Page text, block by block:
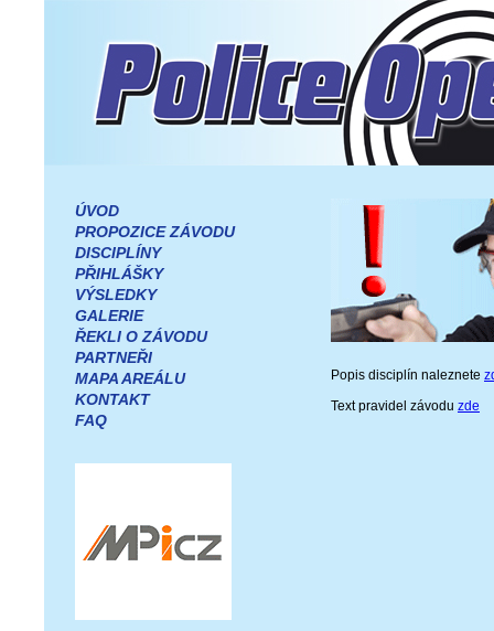
ÚVOD
PROPOZICE ZÁVODU
DISCIPLÍNY
PŘIHLÁŠKY
VÝSLEDKY
GALERIE
ŘEKLI O ZÁVODU
PARTNEŘI
MAPA AREÁLU
KONTAKT
FAQ
Popis disciplín naleznete
Text pravidel závodu zde